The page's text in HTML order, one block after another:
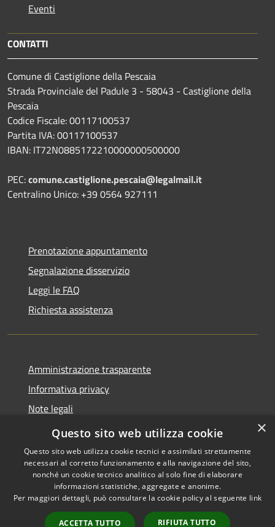
Eventi
CONTATTI
Comune di Castiglione della Pescaia
Strada Provinciale del Padule 3 - 58043 - Castiglione della
Pescaia
Codice Fiscale: 00117100537
Partita IVA: 00117100537
IBAN: IT72N0885172210000000500000
PEC:comune.castiglione.pescaia@legalmail.it
Centralino Unico: +39 0564 927111
Prenotazione appuntamento
Segnalazione disservizio
Leggi le FAQ
Richiesta assistenza
Amministrazione trasparente
Informativa privacy
Note legali
Dichiarazione di accessibilità
Accessibilità
Copyright © 2026 • Comune di
Castiglione della Pescaia •
Powered byMunicipium
×
Questo sito web utilizza cookie
Questo sito web utilizza cookie tecnici e assimilati strettamente
necessari al corretto funzionamento e alla navigazione del sito,
nonché un cookie tecnico analitico al solo fine di elaborare
informazioni statistiche, aggregate e anonime.
Per maggiori dettagli, può consultare la cookie policy al seguente link
ACCETTA TUTTO RIFIUTA TUTTO